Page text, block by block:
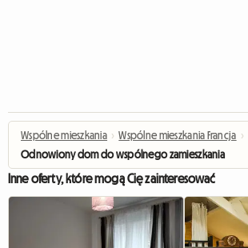
Wspólne mieszkania › Wspólne mieszkania Francja ›
Odnowiony dom do wspólnego zamieszkania
Inne oferty, które mogą Cię zainteresować